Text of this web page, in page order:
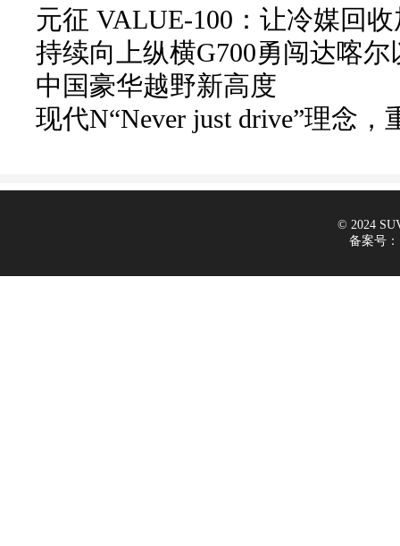
元征 VALUE-100：让冷媒回
持续向上纵横G700勇闯达喀
中国豪华越野新高度
现代N“Never just drive”理念
© 2024
备案号：